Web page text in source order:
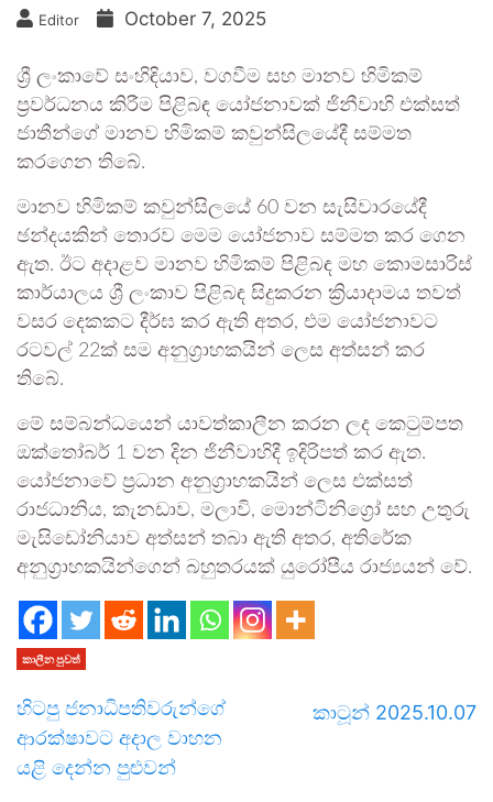
Editor October 7, 2025
ශ්‍රී ලංකාවේ සංහිඳියාව, වගවීම සහ මානව හිමිකම්
ප්‍රවර්ධනය කිරීම පිළිබඳ යෝජනාවක් ජිනීවාහි එක්සත්
ජාතීන්ගේ මානව හිමිකම් කවුන්සිලයේදී සම්මත
කරගෙන තිබේ.
මානව හිමිකම් කවුන්සිලයේ 60 වන සැසිවාරයේදී
ඡන්දයකින් තොරව මෙම යෝජනාව සම්මත කර ගෙන
ඇත. ඊට අදාළව මානව හිමිකම් පිළිබඳ මහ කොමසාරිස්
කාර්යාලය ශ්‍රී ලංකාව පිළිබඳ සිදුකරන ක්‍රියාදාමය තවත්
වසර දෙකකට දීර්ඝ කර ඇති අතර, එම යෝජනාවට
රටවල් 22ක් සම අනුග්‍රාහකයින් ලෙස අත්සන් කර
තිබේ.
මේ සම්බන්ධයෙන් යාවත්කාලීන කරන ලද කෙටුම්පත
ඔක්තෝබර් 1 වන දින ජිනීවාහිදී ඉදිරිපත් කර ඇත.
යෝජනාවේ ප්‍රධාන අනුග්‍රාහකයින් ලෙස එක්සත්
රාජධානිය, කැනඩාව, මලාවි, මොන්ටිනිග්‍රෝ සහ උතුරු
මැසිඩෝනියාව අත්සන් තබා ඇති අතර, අතිරේක
අනුග්‍රාහකයින්ගෙන් බහුතරයක් යුරෝපීය රාජ්‍යයන් වේ.
කාලීන පුවත්
හිටපු ජනාධිපතිවරුන්ගේ
ආරක්ෂාවට අදාල වාහන
යළි දෙන්න පුළුවන්
කාටූන් 2025.10.07